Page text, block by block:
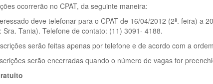
ocorrerão no CPAT, da seguinte maneira:
deve telefonar para o CPAT de 16/04/2012 (2ª. feira) a
Sra. Tania). Telefone de contato: (11) 3091- 4188.
serão feitas apenas por telefone e de acordo com a
serão encerradas quando o número de vagas for